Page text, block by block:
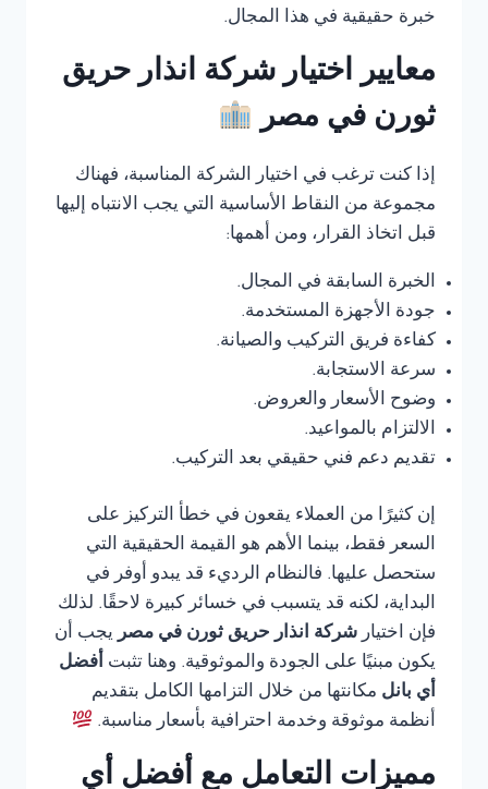
خبرة حقيقية في هذا المجال.
معايير اختيار شركة انذار حريق
ثورن في مصر
إذا كنت ترغب في اختيار الشركة المناسبة، فهناك
مجموعة من النقاط الأساسية التي يجب الانتباه إليها
قبل اتخاذ القرار، ومن أهمها:
الخبرة السابقة في المجال.
جودة الأجهزة المستخدمة.
كفاءة فريق التركيب والصيانة.
سرعة الاستجابة.
وضوح الأسعار والعروض.
الالتزام بالمواعيد.
تقديم دعم فني حقيقي بعد التركيب.
إن كثيرًا من العملاء يقعون في خطأ التركيز على
السعر فقط، بينما الأهم هو القيمة الحقيقية التي
ستحصل عليها. فالنظام الرديء قد يبدو أوفر في
البداية، لكنه قد يتسبب في خسائر كبيرة لاحقًا. لذلك
فإن اختيار شركة انذار حريق ثورن في مصر يجب أن
يكون مبنيًا على الجودة والموثوقية. وهنا تثبت أفضل
أي بانل مكانتها من خلال التزامها الكامل بتقديم
أنظمة موثوقة وخدمة احترافية بأسعار مناسبة.
مميزات التعامل مع أفضل أي